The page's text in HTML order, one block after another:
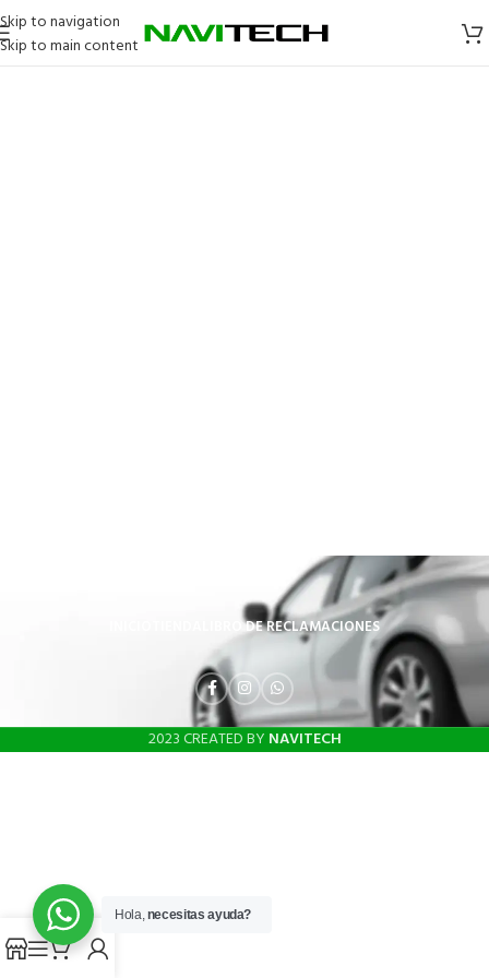
Skip to navigation
Skip to main content
LIBRO DE RECLAMACIONES
2023 CREATED BY NAVITECH
Hola,necesitas ayuda?